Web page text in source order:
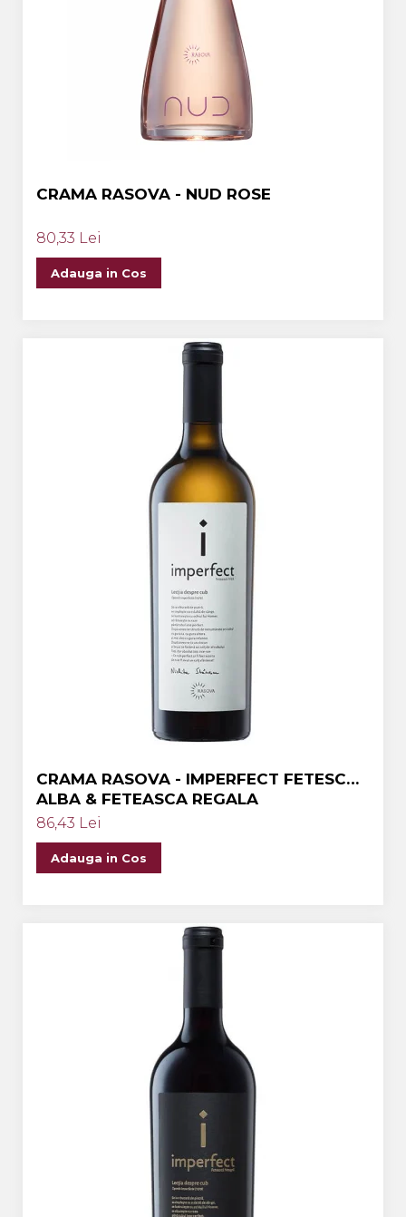
CRAMA RASOVA - NUD ROSE
80,33 Lei
Adauga in Cos
CRAMA RASOVA - IMPERFECT FETESCA
ALBA & FETEASCA REGALA
86,43 Lei
Adauga in Cos